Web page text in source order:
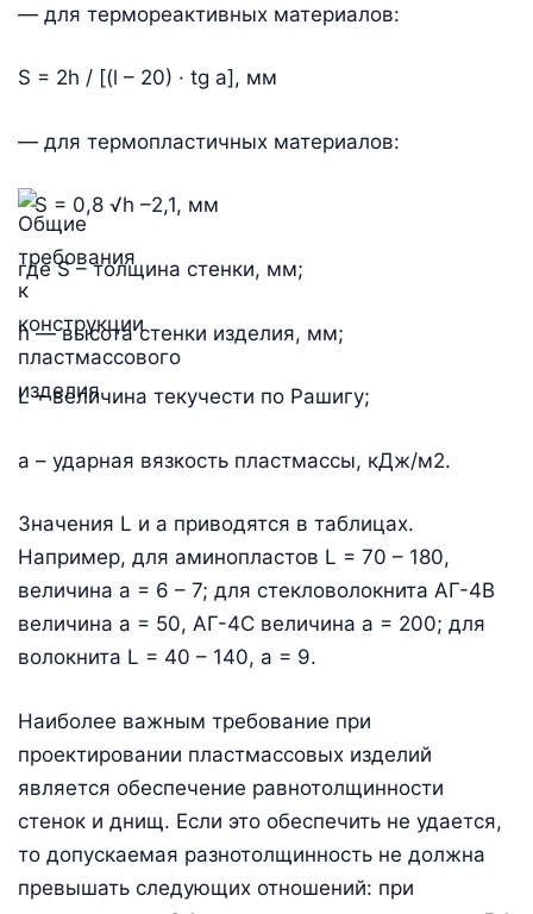
— для термореактивных материалов:
S = 2h / [(l – 20) · tg a], мм
— для термопластичных материалов:
S = 0,8 √h –2,1, мм
где S – толщина стенки, мм;
h — высота стенки изделия, мм;
L – величина текучести по Рашигу;
а – ударная вязкость пластмассы, кДж/м2.
Значения L и а приводятся в таблицах.
Например, для аминопластов L = 70 – 180,
величина а = 6 – 7; для стекловолокнита АГ-4В
величина а = 50, АГ-4С величина а = 200; для
волокнита L = 40 – 140, а = 9.
Наиболее важным требование при
проектировании пластмассовых изделий
является обеспечение равнотолщинности
стенок и днищ. Если это обеспечить не удается,
то допускаемая разнотолщинность не должна
превышать следующих отношений: при